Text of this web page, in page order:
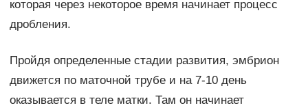
которая через некоторое время начинает процесс
дробления.
Пройдя определенные стадии развития, эмбрион
движется по маточной трубе и на 7-10 день
оказывается в теле матки. Там он начинает